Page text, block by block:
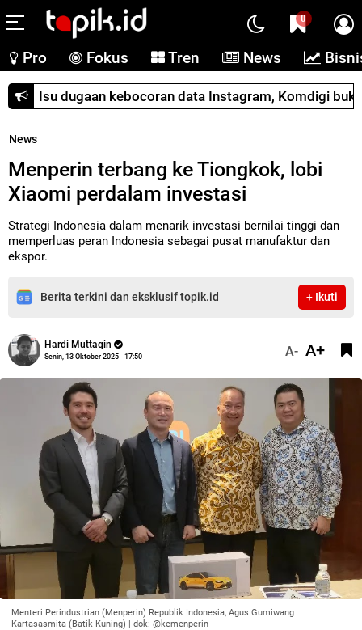
0
Pro Fokus Tren News
Isu dugaan kebocoran data Instagram, Komdigi buka
News
Menperin terbang ke Tiongkok, lobi
Xiaomi perdalam investasi
Strategi Indonesia dalam menarik investasi bernilai tinggi dan
memperluas peran Indonesia sebagai pusat manufaktur dan
ekspor.
Berita terkini dan eksklusif topik.id + Ikuti
Hardi Muttaqin
Senin, 13 Oktober 2025 - 17:50 A- A+
Menteri Perindustrian (Menperin) Republik Indonesia, Agus Gumiwang
Kartasasmita (Batik Kuning) | dok: @kemenperin